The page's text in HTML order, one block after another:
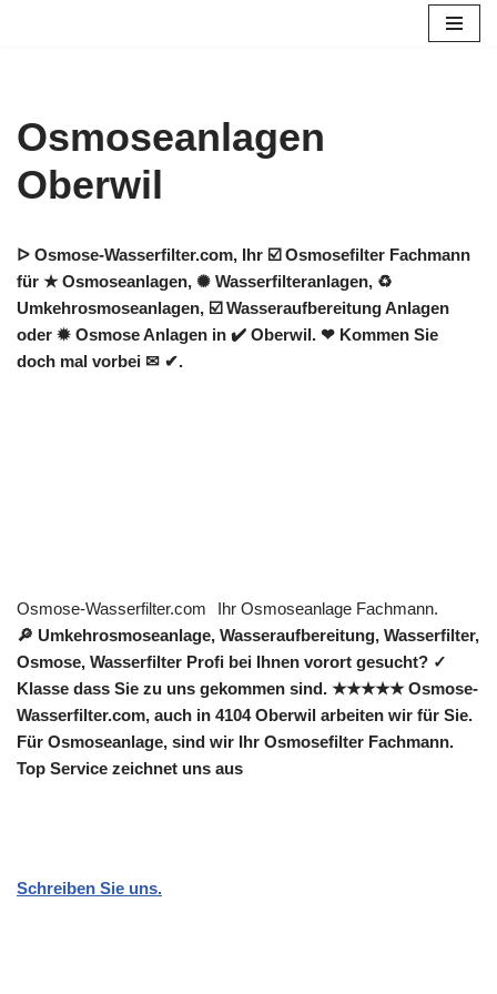
Osmoseanlagen
Oberwil
ᐅ Osmose-Wasserfilter.com, Ihr ☑️ Osmosefilter Fachmann
für ★ Osmoseanlagen, ✺ Wasserfilteranlagen, ♻
Umkehrosmoseanlagen, ☑️ Wasseraufbereitung Anlagen
oder ✹ Osmose Anlagen in ✔️ Oberwil. ❤ Kommen Sie
doch mal vorbei ✉ ✔.
Osmose-Wasserfilter.com
Ihr Osmoseanlage Fachmann.
🔎 Umkehrosmoseanlage, Wasseraufbereitung, Wasserfilter,
Osmose, Wasserfilter Profi bei Ihnen vorort gesucht? ✓
Klasse dass Sie zu uns gekommen sind. ★★★★★ Osmose-
Wasserfilter.com, auch in 4104 Oberwil arbeiten wir für Sie.
Für Osmoseanlage, sind wir Ihr Osmosefilter Fachmann.
Top Service zeichnet uns aus
Schreiben Sie uns.